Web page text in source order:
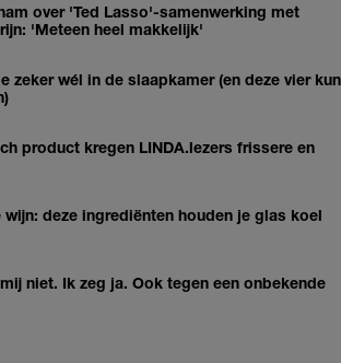
over 'Ted Lasso'-samenwerking met
'Meteen heel makkelijk'
zeker wél in de slaapkamer (en deze vier kun
product kregen LINDA.lezers frissere en
wijn: deze ingrediënten houden je glas koel
niet. Ik zeg ja. Ook tegen een onbekende